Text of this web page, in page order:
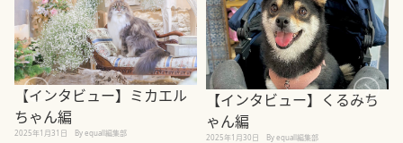
【インタビュー】ミカエル
ちゃん編
2025年1月31日 By equall編集部
【インタビュー】くるみち
ゃん編
2025年1月30日 By equall編集部